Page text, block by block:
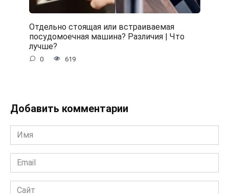
Отдельно стоящая или встраиваемая
посудомоечная машина? Различия | Что
лучше?
0 619
Добавить комментарии
Имя
*
Email
*
Сайт